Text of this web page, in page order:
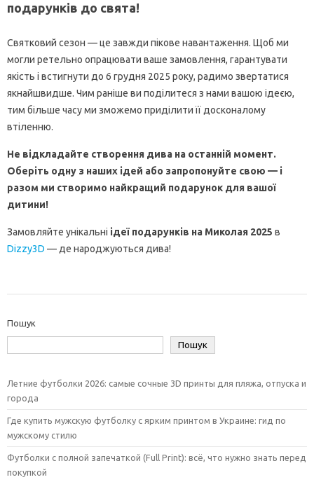
подарунків до свята!
Святковий сезон — це завжди пікове навантаження. Щоб ми
могли ретельно опрацювати ваше замовлення, гарантувати
якість і встигнути до 6 грудня 2025 року, радимо звертатися
якнайшвидше. Чим раніше ви поділитеся з нами вашою ідеєю,
тим більше часу ми зможемо приділити її досконалому
втіленню.
Не відкладайте створення дива на останній момент.
Оберіть одну з наших ідей або запропонуйте свою — і
разом ми створимо найкращий подарунок для вашої
дитини!
Замовляйте унікальні ідеї подарунків на Миколая 2025 в
Dizzy3D — де народжуються дива!
Пошук
Пошук
Летние футболки 2026: самые сочные 3D принты для пляжа, отпуска и
города
Где купить мужскую футболку с ярким принтом в Украине: гид по
мужскому стилю
Футболки с полной запечаткой (Full Print): всё, что нужно знать перед
покупкой